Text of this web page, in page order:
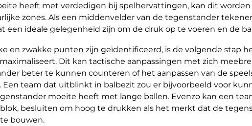
heeft met verdedigen bij spelhervattingen, kan dit
zones. Als een middenvelder van de tegenstander
een ideale gelegenheid zijn om de druk op te voeren en de
en zwakke punten zijn geïdentificeerd, is de volgende stap
Dit kan tactische aanpassingen met zich
beter te kunnen counteren of het aanpassen van de
team dat uitblinkt in balbezit zou er bijvoorbeeld voor
moeite heeft met lange ballen. Evenzo kan een
besluiten om hoog te drukken als het merkt dat de
bouwen.